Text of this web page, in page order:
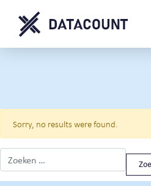
Sorry, no results were found.
Zoeken naar: